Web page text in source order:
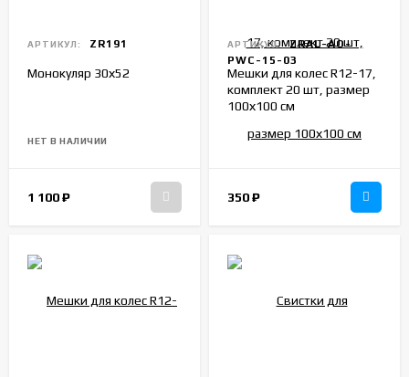
АРТИКУЛ: ZR191
Монокуляр 30х52
НЕТ В НАЛИЧИИ
1 100₽
АРТИКУЛ: ZRAL-AO-
PWC-15-03
Мешки для колес R12-17,
комплект 20 шт, размер
100х100 см
350₽